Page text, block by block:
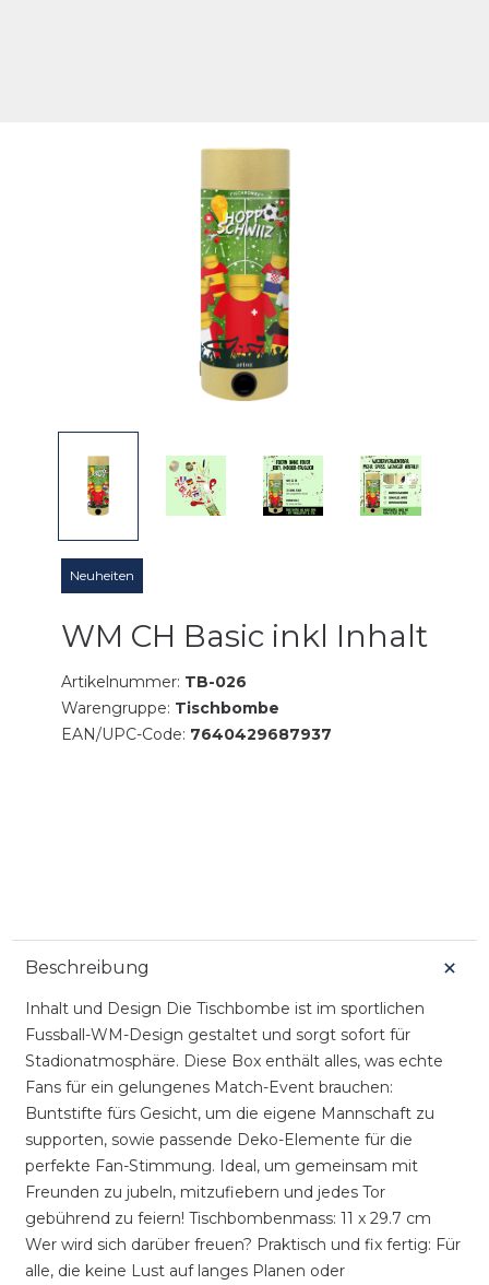
Neuheiten
WM CH Basic inkl Inhalt
Artikelnummer: TB-026
Warengruppe: Tischbombe
EAN/UPC-Code: 7640429687937
Beschreibung
Inhalt und Design Die Tischbombe ist im sportlichen
Fussball-WM-Design gestaltet und sorgt sofort für
Stadionatmosphäre. Diese Box enthält alles, was echte
Fans für ein gelungenes Match-Event brauchen:
Buntstifte fürs Gesicht, um die eigene Mannschaft zu
supporten, sowie passende Deko-Elemente für die
perfekte Fan-Stimmung. Ideal, um gemeinsam mit
Freunden zu jubeln, mitzufiebern und jedes Tor
gebührend zu feiern! Tischbombenmass: 11 x 29.7 cm
Wer wird sich darüber freuen? Praktisch und fix fertig: Für
alle, die keine Lust auf langes Planen oder